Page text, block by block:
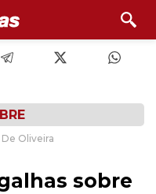
Oliveira
sobre